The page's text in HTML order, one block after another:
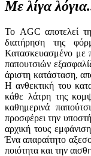
Με λίγα
Το AGC αποτελεί
διατήρηση της
Κατασκευασμένο με
παπουτσιών
άριστη κατάσταση,
Η ανθεκτική του
κάθε λάτρη της
καθημερινά
προσφέρει την
αρχική τους
Ένα απαραίτητο
ποιότητα και την